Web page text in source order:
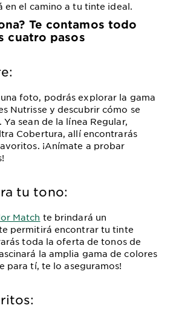
en el camino a tu tinte ideal.
Te contamos todo
cuatro pasos
foto, podrás explorar la gama
Nutrisse y descubrir cómo se
sean de la línea Regular,
Cobertura, allí encontrarás
¡Anímate a probar
tu tono:
Match te brindará un
permitirá encontrar tu tinte
toda la oferta de tonos de
la amplia gama de colores
para tí, te lo aseguramos!